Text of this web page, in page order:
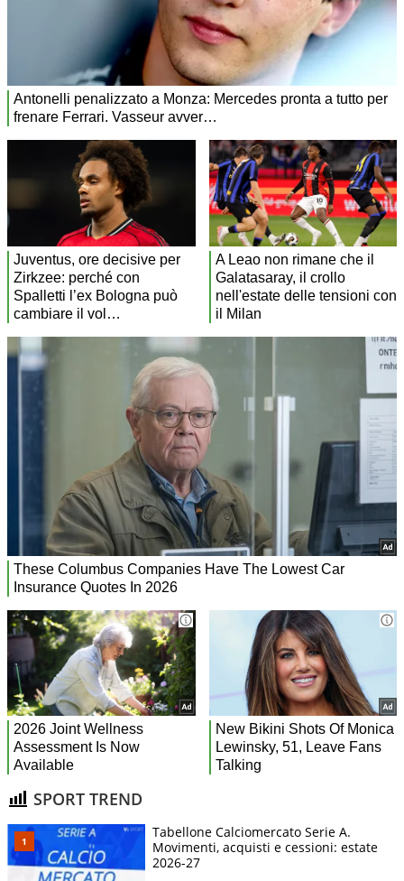
SPORT TREND
Tabellone Calciomercato Serie A.
Movimenti, acquisti e cessioni: estate
2026-27